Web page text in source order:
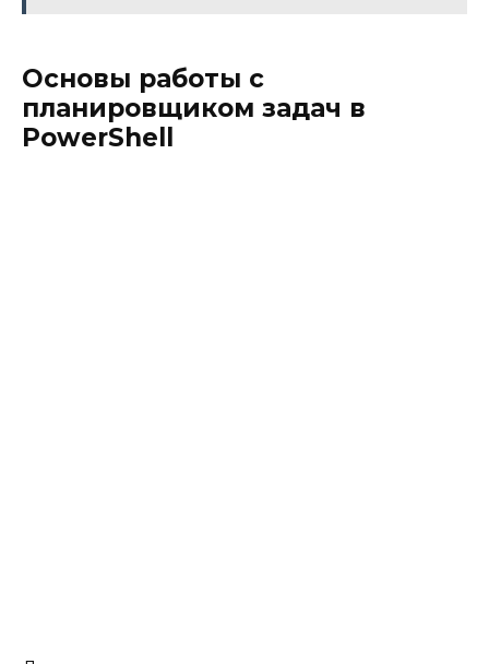
Основы работы с
планировщиком задач в
PowerShell